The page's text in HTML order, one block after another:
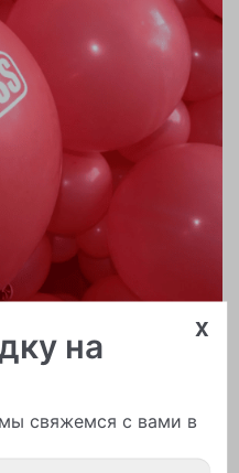
x
на
свяжемся с вами в